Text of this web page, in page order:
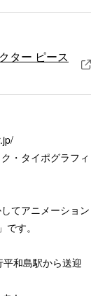
ター ピース
・タイポグラフィ
てアニメーション
す。
和島駅から送迎